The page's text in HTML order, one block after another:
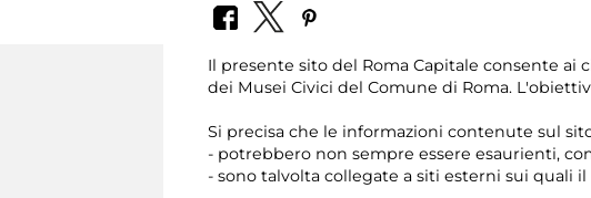
Il presente sito del Roma Capitale consente
dei Musei Civici del Comune di Roma.
Si precisa che le informazioni contenute sul
- potrebbero non sempre essere esaurienti,
- sono talvolta collegate a siti esterni sui quali